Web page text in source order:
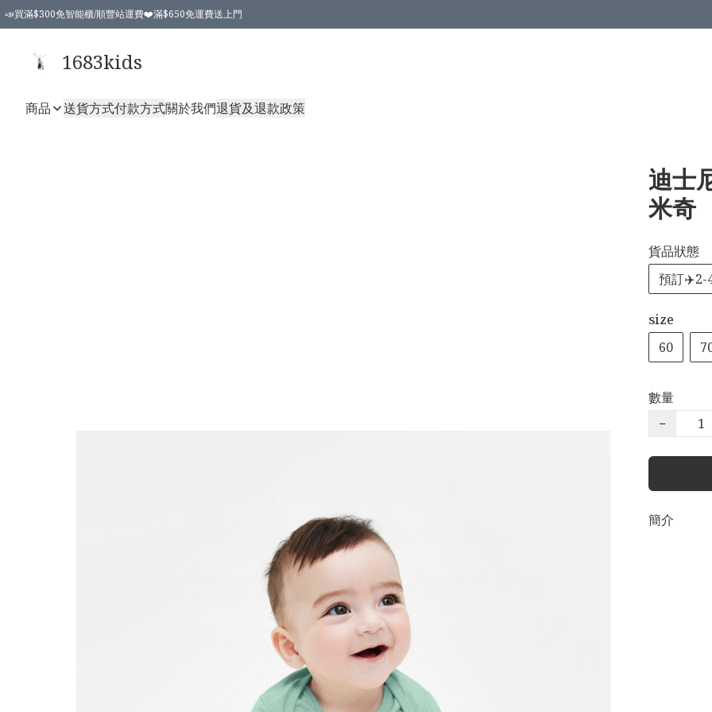
📣買滿$300免智能櫃/順豐站運費❤️滿$650免運費送上門
1683kids
商品 送貨方式付款方式關於我們退貨及退款政策
迪士
米奇
貨品狀態
預訂✈️2-
size
60
數量
−
簡介